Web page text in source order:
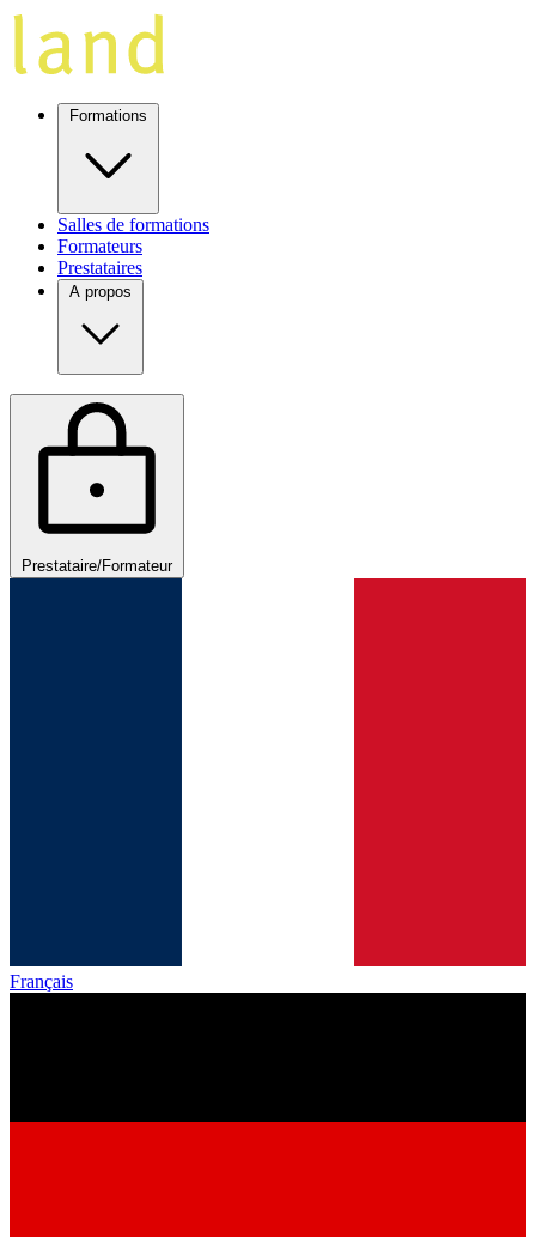
Formations
Salles de formations
Formateurs
Prestataires
A propos
Prestataire/Formateur
Français